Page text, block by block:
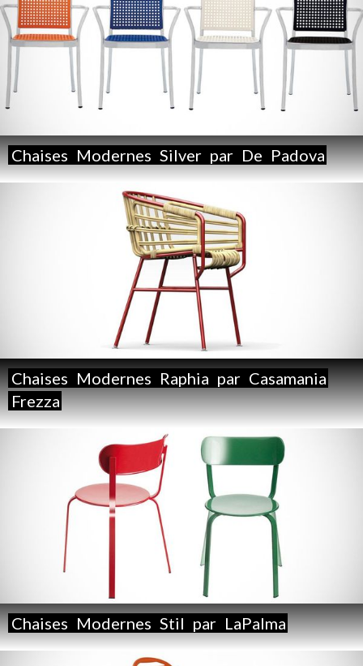
Chaises Modernes Silver par De Padova
Chaises Modernes Raphia par Casamania
Frezza
Chaises Modernes Stil par LaPalma